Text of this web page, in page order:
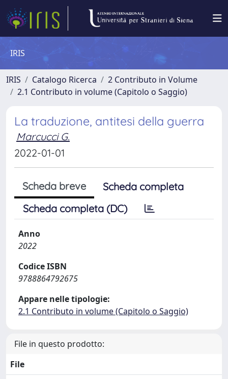
IRIS
IRIS Catalogo Ricerca
2 Contributo in Volume
2.1 Contributo in volume (Capitolo o Saggio)
La traduzione, antitesi della guerra
Marcucci G.
2022-01-01
Scheda breve
Scheda completa
Scheda completa (DC)
Anno
2022
Codice ISBN
9788864792675
Appare nelle tipologie:
2.1 Contributo in volume (Capitolo o Saggio)
File in questo prodotto:
File